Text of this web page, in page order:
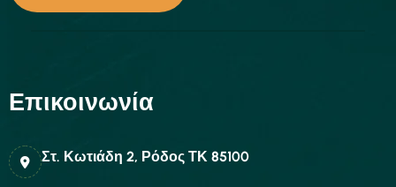
Επικοινωνία
Στ. Κωτιάδη 2, Ρόδος ΤΚ 85100